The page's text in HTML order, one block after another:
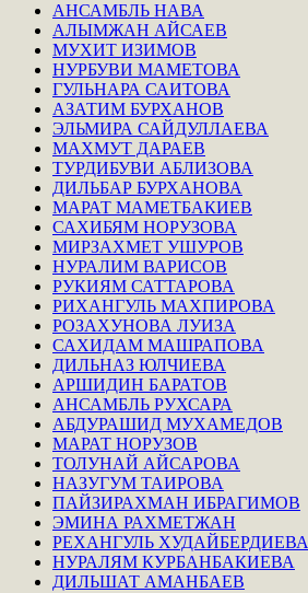
АНСАМБЛЬ НАВА
АЛЫМЖАН АЙСАЕВ
МУХИТ ИЗИМОВ
НУРБУВИ МАМЕТОВА
ГУЛЬНАРА САИТОВА
АЗАТИМ БУРХАНОВ
ЭЛЬМИРА САЙДУЛЛАЕВА
МАХМУТ ДАРАЕВ
ТУРДИБУВИ АБЛИЗОВА
ДИЛЬБАР БУРХАНОВА
МАРАТ МАМЕТБАКИЕВ
САХИБЯМ НОРУЗОВА
МИРЗАХМЕТ УШУРОВ
НУРАЛИМ ВАРИСОВ
РУКИЯМ САТТАРОВА
РИХАНГУЛЬ МАХПИРОВА
РОЗАХУНОВА ЛУИЗА
САХИДАМ МАШРАПОВА
ДИЛЬНАЗ ЮЛЧИЕВА
АРШИДИН БАРАТОВ
АНСАМБЛЬ РУХСАРА
АБДУРАШИД МУХАМЕДОВ
МАРАТ НОРУЗОВ
ТОЛУНАЙ АЙСАРОВА
НАЗУГУМ ТАИРОВА
ПАЙЗИРАХМАН ИБРАГИМОВ
ЭМИНА РАХМЕТЖАН
РЕХАНГУЛЬ ХУДАЙБЕРДИЕВА
НУРАЛЯМ КУРБАНБАКИЕВА
ДИЛЬШАТ АМАНБАЕВ